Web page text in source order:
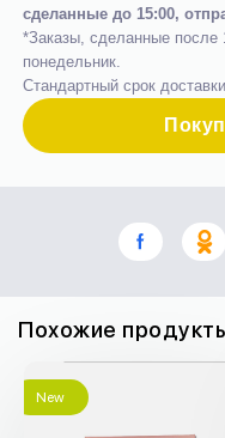
сделанные до 15:00,
*Заказы, сделанные после
понедельник.
Стандартный срок
Похожие
New